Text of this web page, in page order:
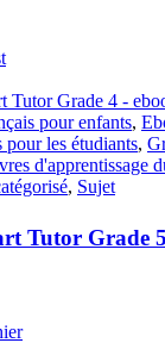
pour enfants,
pour les étudiants,
d'apprentissage
, Sujet
Tutor Grade